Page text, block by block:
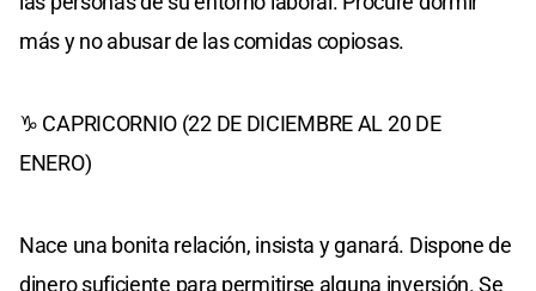
más y no abusar de las comidas copiosas.
♑ CAPRICORNIO (22 DE DICIEMBRE AL 20 DE
ENERO)
Nace una bonita relación, insista y ganará. Dispone de
dinero suficiente para permitirse alguna inversión. Se